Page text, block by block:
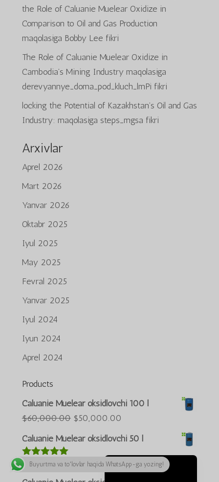
the Role of Caluanie Muelear Oxidize in
Comparison to Oil and Gas Production
maqolasiga Bobby Lee fikri
The Role of Caluanie Muelear Oxidize in
Cambodia’s Mining Industrymaqolasiga
derevyannye_doma_pod_kluch_lmPi fikri
locking the Potential of Kazakhstan’s Oil and Gas
Industry: maqolasiga steps_mgsa fikri
Arxivlar
Aprel 2026
Mart 2026
Yanvar 2026
Oktabr 2025
Iyul 2025
May 2025
Fevral 2025
Yanvar 2025
Iyul 2024
Iyun 2024
Aprel 2024
Products
Caluanie Muelear oksidlovchi 100 l
$60,000.00 Asl
narxi:
$50,000.00
narx:
Caluanie Muelear oksidlovchi 50 l
5 bahodan
5.00
$ 35,000.00Asl
narxi:
$25,000.00Joriy
Buyurtma va toʻlovlar haqida WhatsApp-ga yozing!
O‘zbekcha
简体中文
Deutsch (Sie)